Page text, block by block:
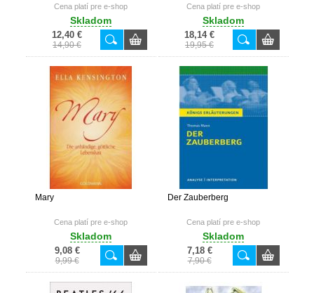
Cena platí pre e-shop
Skladom
12,40 €
14,90 €
Cena platí pre e-shop
Skladom
18,14 €
19,95 €
Mary
Cena platí pre e-shop
Skladom
9,08 €
9,99 €
Der Zauberberg
Cena platí pre e-shop
Skladom
7,18 €
7,90 €